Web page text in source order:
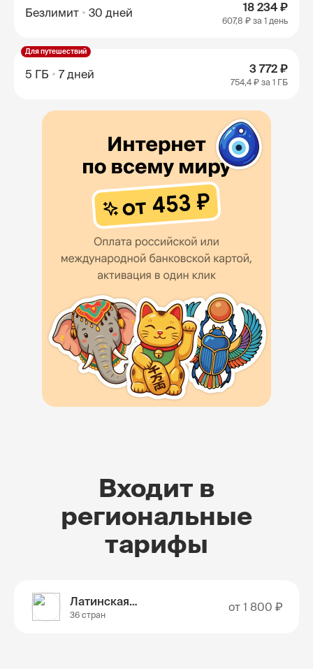
Безлимит 30 дней 18 234 ₽
607,8 ₽ за 1 день
Для путешествий
5 ГБ 7 дней 3 772 ₽
754,4 ₽ за 1 ГБ
Входит в
региональные
тарифы
Латинская Америка
36 стран
от 1 800 ₽